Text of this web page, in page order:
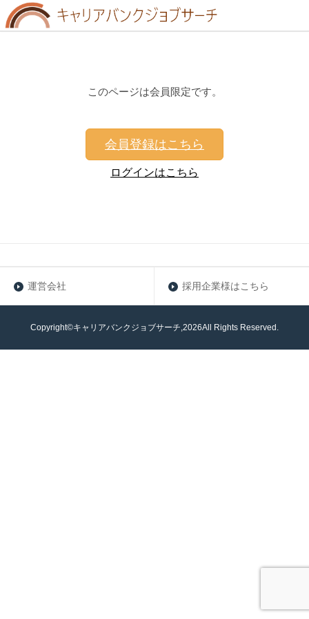
このページは会員限定です。
会員登録はこちら
ログインはこちら
運営会社 採用企業様はこちら
Copyright©キャリアバンクジョブサーチ,2026All Rights Reserved.